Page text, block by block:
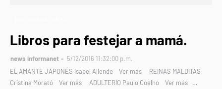
Libros para festejar a mamá.
news informanet
5/12/2016 11:32:00 p.m.
EL AMANTE JAPONÉS Isabel Allende Ver más REINAS MALDITAS
Cristina Morató Ver más ADULTERIO Paulo Coelho Ver más …